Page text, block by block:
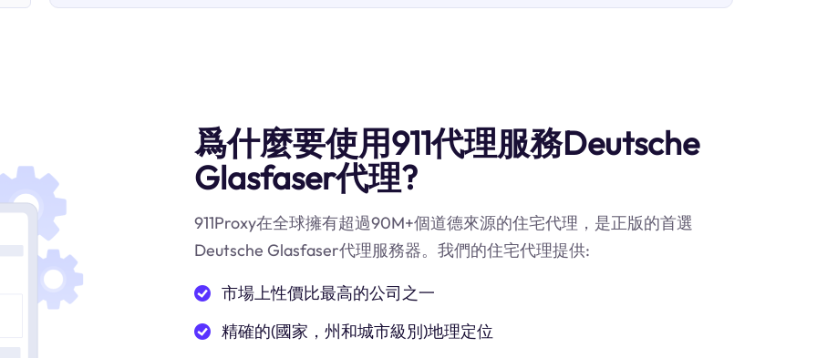
爲什麼要使用911代理服務Deutsche
Glasfaser代理?
911Proxy在全球擁有超過90M+個道德來源的住宅代理，是正版的首選
Deutsche Glasfaser代理服務器。我們的住宅代理提供:
市場上性價比最高的公司之一
精確的(國家，州和城市級別)地理定位